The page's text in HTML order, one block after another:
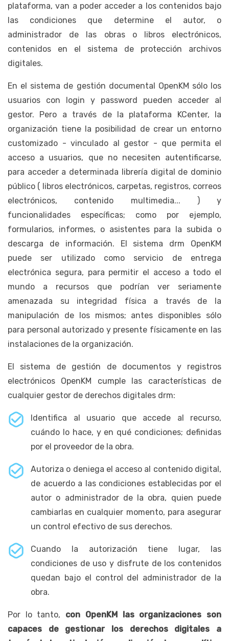
plataforma, van a poder acceder a los contenidos bajo
las condiciones que determine el autor, o
administrador de las obras o libros electrónicos,
contenidos en el sistema de protección archivos
digitales.
En el sistema de gestión documental OpenKM sólo los
usuarios con login y password pueden acceder al
gestor. Pero a través de la plataforma KCenter, la
organización tiene la posibilidad de crear un entorno
customizado - vinculado al gestor - que permita el
acceso a usuarios, que no necesiten autentificarse,
para acceder a determinada librería digital de dominio
público ( libros electrónicos, carpetas, registros, correos
electrónicos, contenido multimedia... ) y
funcionalidades específicas; como por ejemplo,
formularios, informes, o asistentes para la subida o
descarga de información. El sistema drm OpenKM
puede ser utilizado como servicio de entrega
electrónica segura, para permitir el acceso a todo el
mundo a recursos que podrían ver seriamente
amenazada su integridad física a través de la
manipulación de los mismos; antes disponibles sólo
para personal autorizado y presente físicamente en las
instalaciones de la organización.
El sistema de gestión de documentos y registros
electrónicos OpenKM cumple las características de
cualquier gestor de derechos digitales drm:
Identifica al usuario que accede al recurso,
cuándo lo hace, y en qué condiciones; definidas
por el proveedor de la obra.
Autoriza o deniega el acceso al contenido digital,
de acuerdo a las condiciones establecidas por el
autor o administrador de la obra, quien puede
cambiarlas en cualquier momento, para asegurar
un control efectivo de sus derechos.
Cuando la autorización tiene lugar, las
condiciones de uso y disfrute de los contenidos
quedan bajo el control del administrador de la
obra.
Por lo tanto, con OpenKM las organizaciones son
capaces de gestionar los derechos digitales a